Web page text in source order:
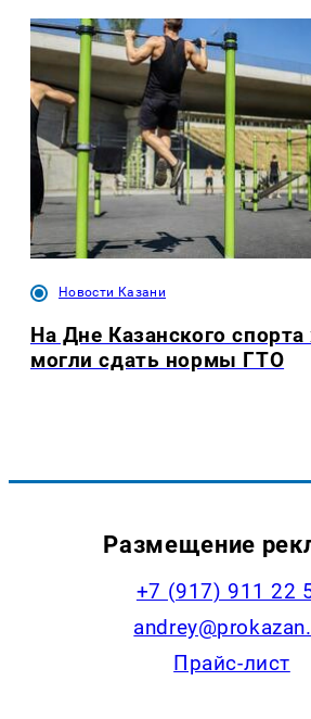
Новости Казани
На Дне Казанского
могли сдать нормы ГТО
Размещение
+7 (917) 911 22
Прайс-лист